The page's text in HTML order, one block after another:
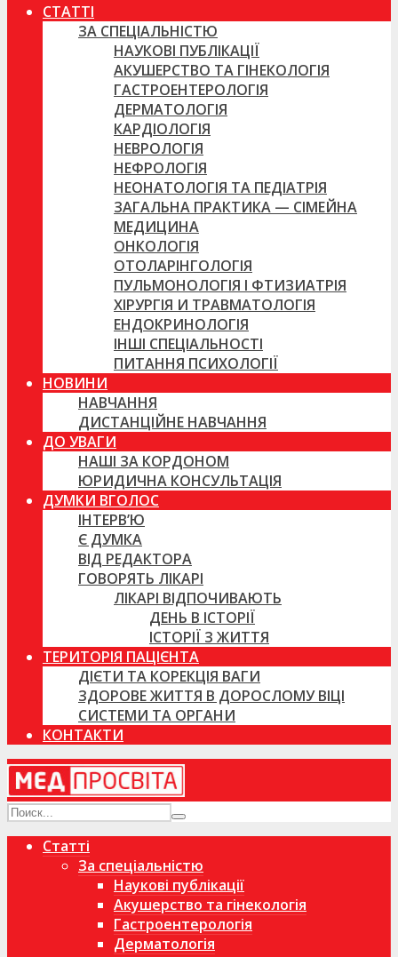
СТАТТІ
ЗА СПЕЦІАЛЬНІСТЮ
НАУКОВІ ПУБЛІКАЦІЇ
АКУШЕРСТВО ТА ГІНЕКОЛОГІЯ
ГАСТРОЕНТЕРОЛОГІЯ
ДЕРМАТОЛОГІЯ
КАРДІОЛОГІЯ
НЕВРОЛОГІЯ
НЕФРОЛОГІЯ
НЕОНАТОЛОГІЯ ТА ПЕДІАТРІЯ
ЗАГАЛЬНА ПРАКТИКА — СІМЕЙНА
МЕДИЦИНА
ОНКОЛОГІЯ
ОТОЛАРІНГОЛОГІЯ
ПУЛЬМОНОЛОГІЯ І ФТИЗИАТРІЯ
ХІРУРГІЯ И ТРАВМАТОЛОГІЯ
ЕНДОКРИНОЛОГІЯ
ІНШІ СПЕЦІАЛЬНОСТІ
ПИТАННЯ ПСИХОЛОГІЇ
НОВИНИ
НАВЧАННЯ
ДИСТАНЦІЙНЕ НАВЧАННЯ
ДО УВАГИ
НАШІ ЗА КОРДОНОМ
ЮРИДИЧНА КОНСУЛЬТАЦІЯ
ДУМКИ ВГОЛОС
ІНТЕРВ’Ю
Є ДУМКА
ВІД РЕДАКТОРА
ГОВОРЯТЬ ЛІКАРІ
ЛІКАРІ ВІДПОЧИВАЮТЬ
ДЕНЬ В ІСТОРІЇ
ІСТОРІЇ З ЖИТТЯ
ТЕРИТОРІЯ ПАЦІЄНТА
ДІЄТИ ТА КОРЕКЦІЯ ВАГИ
ЗДОРОВЕ ЖИТТЯ В ДОРОСЛОМУ ВІЦІ
СИСТЕМИ ТА ОРГАНИ
КОНТАКТИ
Статті
За спеціальністю
Наукові публікації
Акушерство та гінекологія
Гастроентерологія
Дерматологія